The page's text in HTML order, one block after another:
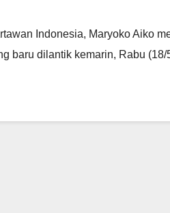
Indonesia, Maryoko Aiko
baru dilantik kemarin, Rabu (18/